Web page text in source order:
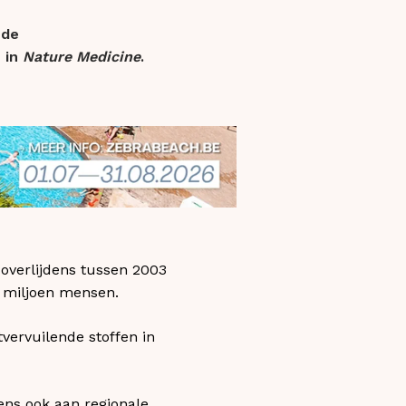
in Nature Medicine.
tussen 2003
miljoen mensen.
stoffen in